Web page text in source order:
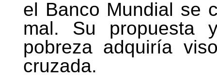
el Banco Mundial se
mal. Su propuesta
pobreza adquiría
cruzada.